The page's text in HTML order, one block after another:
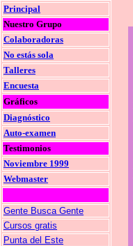
Principal
Nuestro Grupo
Colaboradoras
No estás sola
Talleres
Encuesta
Gráficos
Diagnóstico
Auto-examen
Testimonios
Noviembre 1999
Webmaster
Gente Busca Gente
Cursos gratis
Punta del Este